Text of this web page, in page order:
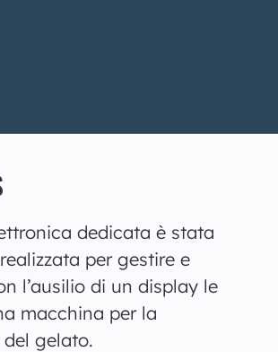
dedicata è stata
per gestire e
l’ausilio di un display le
macchina per la
gelato.